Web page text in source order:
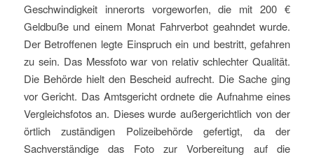
Geschwindigkeit innerorts vorgeworfen, die mit 200 €
Geldbuße und einem Monat Fahrverbot geahndet wurde.
Der Betroffenen legte Einspruch ein und bestritt, gefahren
zu sein. Das Messfoto war von relativ schlechter Qualität.
Die Behörde hielt den Bescheid aufrecht. Die Sache ging
vor Gericht. Das Amtsgericht ordnete die Aufnahme eines
Vergleichsfotos an. Dieses wurde außergerichtlich von der
örtlich zuständigen Polizeibehörde gefertigt, da der
Sachverständige das Foto zur Vorbereitung auf die